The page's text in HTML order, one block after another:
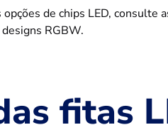
de chips LED, consulte
RGBW.
fitas